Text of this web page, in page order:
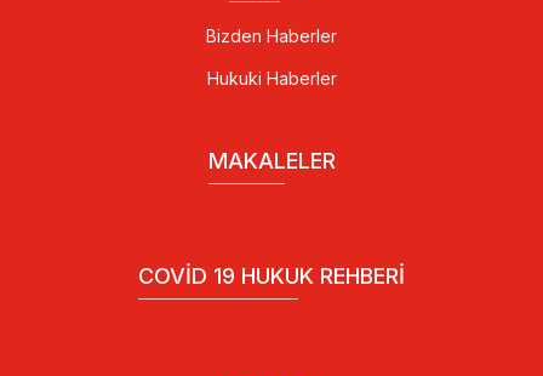
Bizden Haberler
Hukuki Haberler
MAKALELER
COVID 19 HUKUK REHBERI